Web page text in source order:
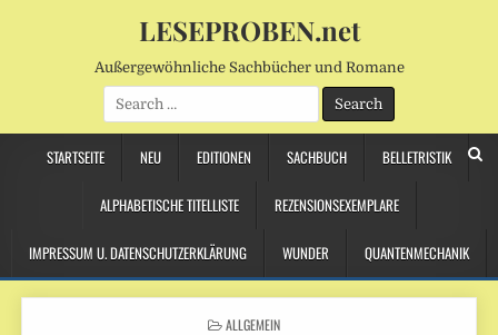
LESEPROBEN.net
Außergewöhnliche Sachbücher und Romane
Search
for:
STARTSEITE NEU EDITIONEN SACHBUCH BELLETRISTIK
ALPHABETISCHE TITELLISTE REZENSIONSEXEMPLARE
IMPRESSUM U. DATENSCHUTZERKLÄRUNG WUNDER QUANTENMECHANIK
POSTED
ALLGEMEIN